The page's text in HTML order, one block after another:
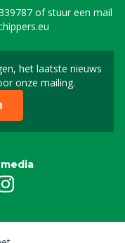
of stuur een mail
het laatste nieuws
onze mailing.
je in voor onze